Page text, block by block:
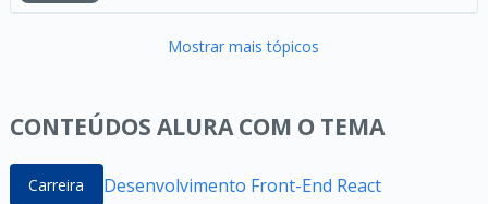
Mostrar mais tópicos
CONTEÚDOS ALURA COM O TEMA
Carreira Desenvolvimento Front-End React